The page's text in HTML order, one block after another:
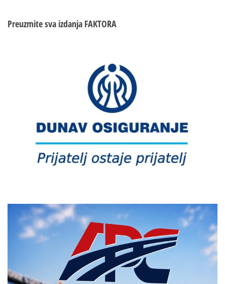
Preuzmite sva izdanja FAKTORA